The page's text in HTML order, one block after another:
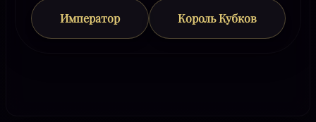
Император Король Кубков